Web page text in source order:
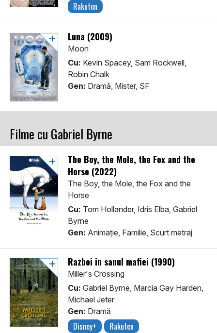
Rakuten
Luna (2009)
Moon
Cu: Kevin Spacey, Sam Rockwell,
Robin Chalk
Gen: Dramă, Mister, SF
Filme cu Gabriel Byrne
The Boy, the Mole, the Fox and the
Horse (2022)
The Boy, the Mole, the Fox and the
Horse
Cu: Tom Hollander, Idris Elba, Gabriel
Byrne
Gen: Animaţie, Familie, Scurt metraj
Razboi in sanul mafiei (1990)
Miller's Crossing
Cu: Gabriel Byrne, Marcia Gay Harden,
Michael Jeter
Gen: Dramă
Disney+ Rakuten